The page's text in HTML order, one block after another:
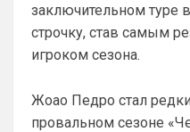
заключительном туре
строчку, став самым
игроком сезона.
Жоао Педро стал
провальном сезоне